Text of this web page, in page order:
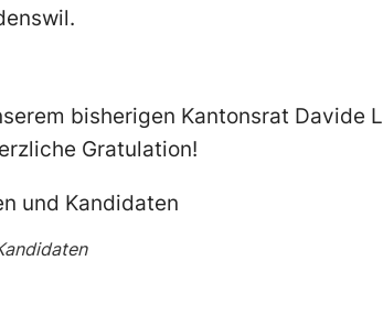
bisherigen Kantonsrat Davide
Gratulation!